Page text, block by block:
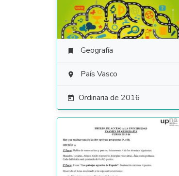
 Geografía
 País Vasco
 Ordinaria de 2016